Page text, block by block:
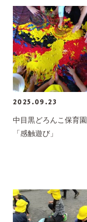
2025.09.23
中目黒どろんこ保育園
「感触遊び」